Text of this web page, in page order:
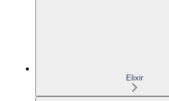
Elixir